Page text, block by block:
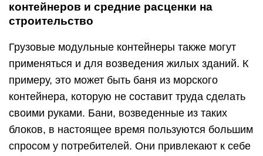
контейнеров и средние расценки на
строительство
Грузовые модульные контейнеры также могут
применяться и для возведения жилых зданий. К
примеру, это может быть баня из морского
контейнера, которую не составит труда сделать
своими руками. Бани, возведенные из таких
блоков, в настоящее время пользуются большим
спросом у потребителей. Они привлекают к себе